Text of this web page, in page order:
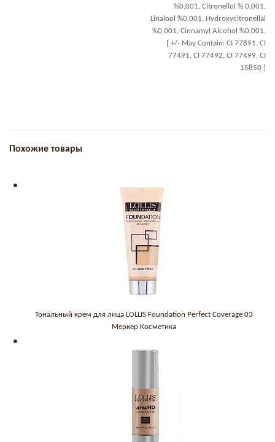
%0,001, Citronellol % 0,001,
Linalool %0,001, Hydroxycitronellal
%0,001, Cinnamyl Alcohol %0,001.
[ +/- May Contain: CI 77891, CI
77491, CI 77492, CI 77499, CI
15850 ]
Похожие товары
Тональный крем для лица LOLLIS Foundation Perfect Coverage 03
Меркер Косметика